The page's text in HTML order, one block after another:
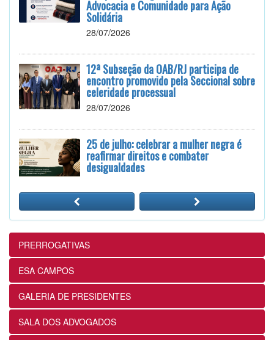
Advocacia e Comunidade para Ação
Solidária
28/07/2026
12ª Subseção da OAB/RJ participa de
encontro promovido pela Seccional sobre
celeridade processual
28/07/2026
25 de julho: celebrar a mulher negra é
reafirmar direitos e combater
desigualdades
12ª Subseção e ESA realizam
Masterclass sobre Crimes Eleitorais na
Prática
24/07/2026
12ª Subseção e ESA alinham projetos e
ações voltados ao fortalecimento dos
futuros advogados
24/07/2026
PRERROGATIVAS
ESA CAMPOS
GALERIA DE PRESIDENTES
SALA DOS ADVOGADOS